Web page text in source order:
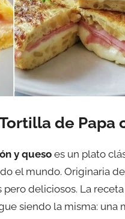
de Papa
y quesoes un plato
el mundo. Originaria
deliciosos. La
siendo la misma: